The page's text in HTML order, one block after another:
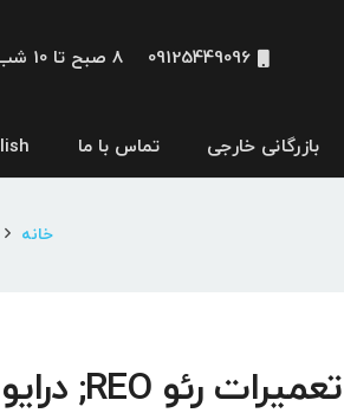
09125449096 8 صبح تا 10 شب
بازرگانی خارجی تماس با ما
خانه